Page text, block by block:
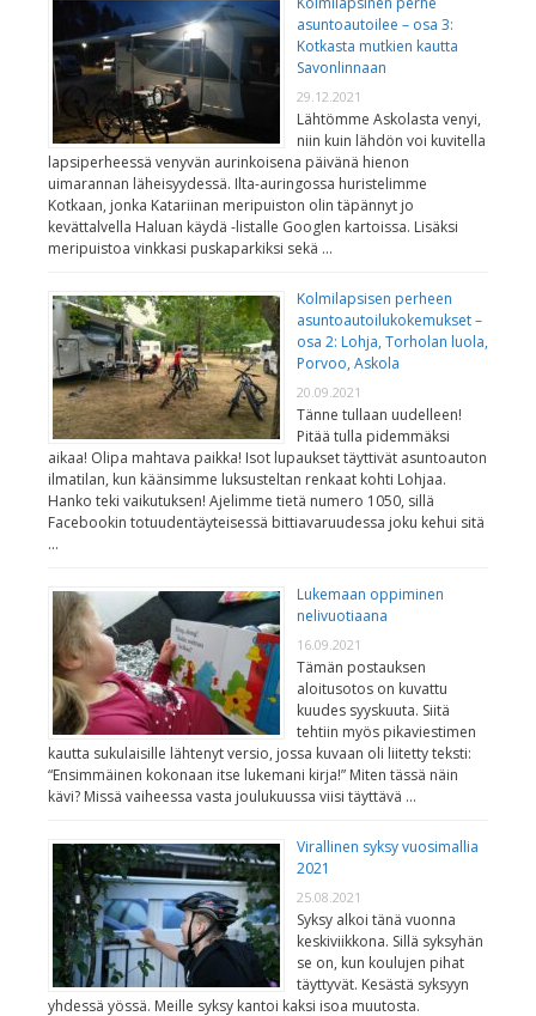
asuntoautoilee – osa 3:
Kotkasta mutkien kautta
Savonlinnaan
29.12.2021
Lähtömme Askolasta venyi,
niin kuin lähdön voi kuvitella
lapsiperheessä venyvän aurinkoisena päivänä hienon
uimarannan läheisyydessä. Ilta-auringossa huristelimme
Kotkaan, jonka Katariinan meripuiston olin täpännyt jo
kevättalvella Haluan käydä -listalle Googlen kartoissa. Lisäksi
meripuistoa vinkkasi puskaparkiksi sekä …
Kolmilapsisen perheen
asuntoautoilukokemukset –
osa 2: Lohja, Torholan luola,
Porvoo, Askola
20.09.2021
Tänne tullaan uudelleen!
Pitää tulla pidemmäksi
aikaa! Olipa mahtava paikka! Isot lupaukset täyttivät asuntoauton
ilmatilan, kun käänsimme luksusteltan renkaat kohti Lohjaa.
Hanko teki vaikutuksen! Ajelimme tietä numero 1050, sillä
Facebookin totuudentäyteisessä bittiavaruudessa joku kehui sitä
…
Lukemaan oppiminen
nelivuotiaana
16.09.2021
Tämän postauksen
aloitusotos on kuvattu
kuudes syyskuuta. Siitä
tehtiin myös pikaviestimen
kautta sukulaisille lähtenyt versio, jossa kuvaan oli liitetty teksti:
“Ensimmäinen kokonaan itse lukemani kirja!” Miten tässä näin
kävi? Missä vaiheessa vasta joulukuussa viisi täyttävä …
Virallinen syksy vuosimallia
2021
25.08.2021
Syksy alkoi tänä vuonna
keskiviikkona. Sillä syksyhän
se on, kun koulujen pihat
täyttyvät. Kesästä syksyyn
yhdessä yössä. Meille syksy kantoi kaksi isoa muutosta.